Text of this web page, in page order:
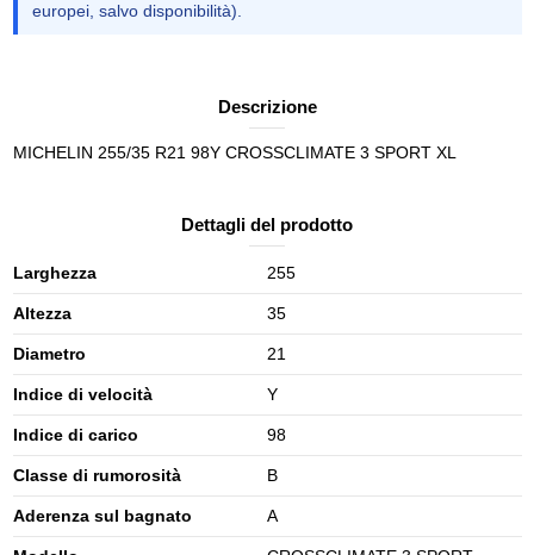
europei, salvo disponibilità).
Descrizione
MICHELIN 255/35 R21 98Y CROSSCLIMATE 3 SPORT XL
Dettagli del prodotto
Larghezza 255
Altezza 35
Diametro 21
Indice di velocità Y
Indice di carico 98
Classe di rumorosità B
Aderenza sul bagnato A